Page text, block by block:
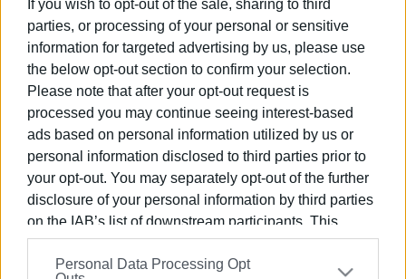
If you wish to opt-out of the sale, sharing to third
parties, or processing of your personal or sensitive
information for targeted advertising by us, please use
the below opt-out section to confirm your selection.
Please note that after your opt-out request is
processed you may continue seeing interest-based
ads based on personal information utilized by us or
personal information disclosed to third parties prior to
your opt-out. You may separately opt-out of the further
disclosure of your personal information by third parties
on the IAB’s list of downstream participants. This
information may also be disclosed by us to third parties
on theIAB’s List of Downstream Participants
that may
Personal Data Processing Opt
29 ΜΑΪ́ΟΥ 2026 /
Η ιταλική οικονομική διείσδυση στην
Αλβανία και ο στρατηγικός ρόλος του
TAP
01 ΙΟΥΝΊΟΥ 2026/10:16
Αλβανία: Επεισόδια σε διαμαρτυρία
για ιδιωτικές περιουσίες –
Παρέμβαση Αθήνας και Τιράνων
Λιγότερη ένταση, περισσότερη
στρατηγική συνεργασία